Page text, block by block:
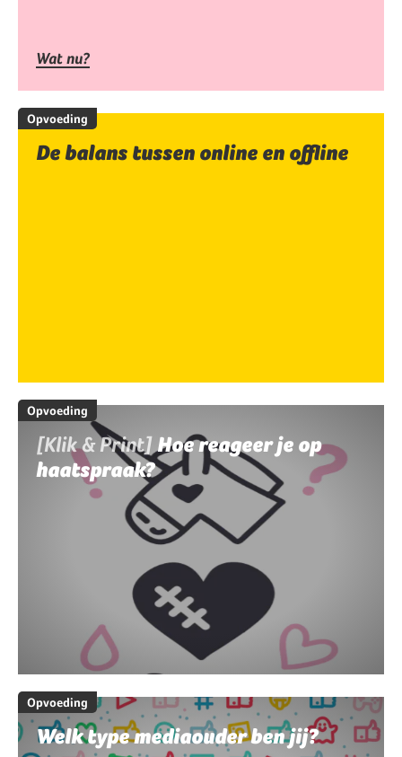
Wat nu?
Opvoeding
De balans tussen online en offline
Opvoeding
[Klik & Print]Hoe reageer je op
haatspraak?
Opvoeding
Welk type mediaouder ben jij?